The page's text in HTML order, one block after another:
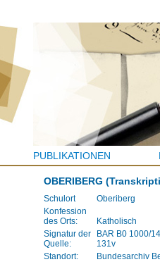
PUBLIKATIONEN
OBERIBERG
Schulort
Oberiberg
Konfession
des Orts:
Katholisch
Signatur der
Quelle:
BAR B0 1000/
131v
Standort:
Bundesarchiv